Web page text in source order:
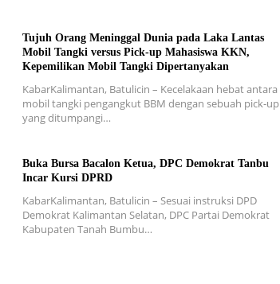
Tujuh Orang Meninggal Dunia pada Laka Lantas
Mobil Tangki versus Pick-up Mahasiswa KKN,
Kepemilikan Mobil Tangki Dipertanyakan
KabarKalimantan, Batulicin – Kecelakaan hebat antara
mobil tangki pengangkut BBM dengan sebuah pick-up
yang ditumpangi…
Buka Bursa Bacalon Ketua, DPC Demokrat Tanbu
Incar Kursi DPRD
KabarKalimantan, Batulicin – Sesuai instruksi DPD
Demokrat Kalimantan Selatan, DPC Partai Demokrat
Kabupaten Tanah Bumbu…